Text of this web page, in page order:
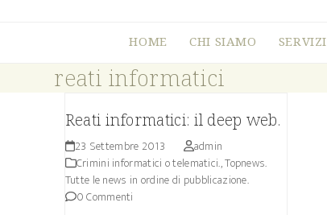
HOME CHI SIAMO SERVIZI
reati informatici
Reati informatici: il deep web.
23 Settembre 2013
admin
Crimini informatici o telematici.,Topnews.
Tutte le news in ordine di pubblicazione.
0 Commenti